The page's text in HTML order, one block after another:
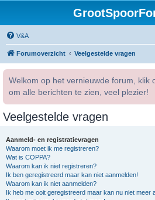
V&A
Forumoverzicht Veelgestelde vragen
Welkom op het vernieuwde forum, klik
om alle berichten te zien, veel plezier!
Veelgestelde vragen
Aanmeld- en registratievragen
Waarom moet ik me registreren?
Wat is COPPA?
Waarom kan ik niet registreren?
Ik ben geregistreerd maar kan niet aanmelden!
Waarom kan ik niet aanmelden?
Ik heb me ooit geregistreerd maar kan nu niet meer